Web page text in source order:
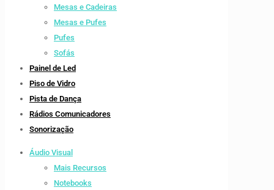
Mesas e Cadeiras
Mesas e Pufes
Pufes
Sofás
Painel de Led
Piso de Vidro
Pista de Dança
Rádios Comunicadores
Sonorização
Áudio Visual
Mais Recursos
Notebooks